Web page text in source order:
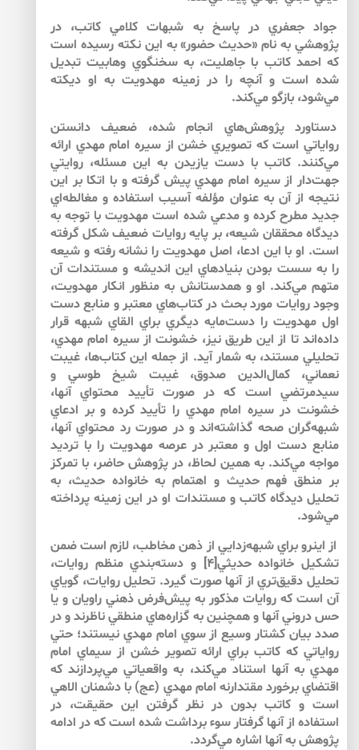
جواد جعفري در پاسخ به شبهات كلامي كاتب، در
پژوهشي به نام «حديث حضور» به اين نكته رسيده است
كه احمد كاتب با جاهليت، به سخنگوي وهابيت تبديل
شده است و آنچه را در زمينه مهدويت به او ديكته
مي‌شود، بازگو مي‌كند.
دستاورد پژوهش‌هاي انجام شده، ضعيف دانستن
رواياتي است كه تصويري خشن از سيره امام مهدي ارائه
مي‌كنند. كاتب با دست يازيدن به اين مسئله، روايتي
جهت‌دار از سيره امام مهدي پيش گرفته و با اتكا بر اين
نتيجه از آن به عنوان مؤلفه آسيب استفاده و مغالطه‌اي
جديد مطرح كرده و مدعي شده است مهدويت با توجه به
ديدگاه محققان شيعه، بر پايه روايات ضعيف شكل گرفته
است. او با اين ادعا، اصل مهدويت را نشانه رفته و شيعه
را به سست بودن بنيادهاي اين انديشه و مستندات آن
متهم مي‌كند. او و همدستانش به منظور انكار مهدويت،
وجود روايات مورد بحث در كتاب‌هاي معتبر و منابع دست
اول مهدويت را دست‌مايه ديگري براي القاي شبهه قرار
داده‌اند تا از اين طريق نيز، خشونت از سيره امام مهدي،
تحليلي مستند، به شمار آيد. از جمله اين كتاب‌ها، غيبت
نعماني، كمال‌الدين صدوق، غيبت شيخ طوسي و
سيدمرتضي است كه در صورت تأييد محتواي آن­ها،
خشونت در سيره امام مهدي را تأييد كرده و بر ادعاي
شبهه‌گران صحه گذاشته‌اند و در صورت رد محتواي آن­ها،
منابع دست اول و معتبر در عرصه مهدويت را با ترديد
مواجه مي‌كند. به همين لحاظ، در پژوهش حاضر، با تمركز
بر منطق فهم حديث و اهتمام به خانواده حديث، به
تحليل ديدگاه كاتب و مستندات او در اين زمينه پرداخته
مي‌شود.
از اين­رو براي شبهه‌زدايي از ذهن مخاطب، لازم است ضمن
تشكيل خانواده حديثي[۴] و دسته‌بندي منظم روايات،
تحليل دقيق‌تري از آن­ها صورت گيرد. تحليل روايات، گوياي
آن است كه روايات مذكور به پيش‌فرض ذهني راويان و يا
حس دروني آن­ها و همچنين به گزاره‌هاي منطقي ناظرند و در
صدد بيان كشتار وسيع از سوي امام مهدي نيستند؛ حتي
رواياتي كه كاتب براي ارائه تصوير خشن از سيماي امام
مهدي به آن­ها استناد مي‌كند، به واقعياتي مي‌پردازند كه
اقتضاي برخورد مقتدارنه امام مهدي (عج) با دشمنان الاهي
است و كاتب بدون در نظر گرفتن اين حقيقت، در
استفاده از آن­ها گرفتار سوء برداشت شده است كه در ادامه
پژوهش به آن­ها اشاره مي‌گردد.